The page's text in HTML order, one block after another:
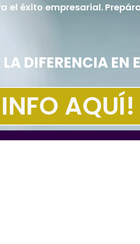
el éxito empresarial.
DIFERENCIA EN
AQUÍ!